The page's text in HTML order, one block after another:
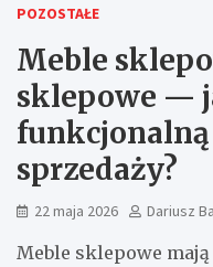
POZOSTAŁE
Meble
sklepowe —
sprzedaży?
22 maja 2026 Dariusz
Meble sklepowe